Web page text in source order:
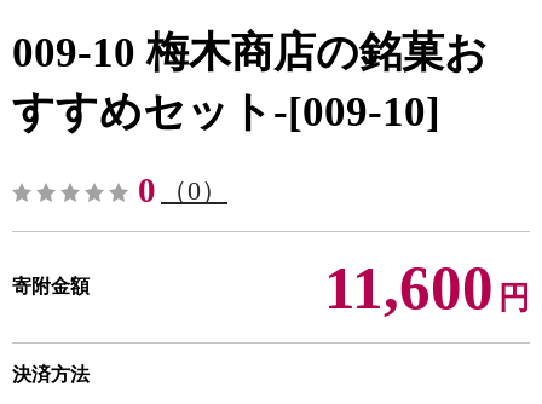
009-10 梅木商店の銘菓お
すすめセット-[009-10]
0 （0）
寄附金額 11,600 円
決済方法